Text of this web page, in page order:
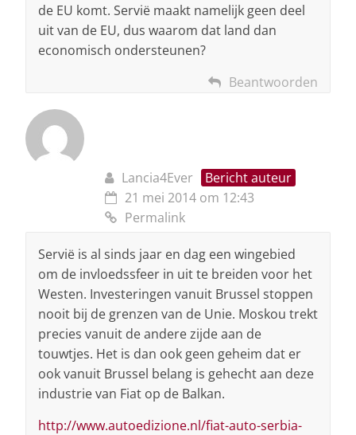
de EU komt. Servië maakt namelijk geen deel
uit van de EU, dus waarom dat land dan
economisch ondersteunen?
Beantwoorden
Lancia4Ever
Bericht auteur
21 mei 2014 om 12:43
Permalink
Servië is al sinds jaar en dag een wingebied
om de invloedssfeer in uit te breiden voor het
Westen. Investeringen vanuit Brussel stoppen
nooit bij de grenzen van de Unie. Moskou trekt
precies vanuit de andere zijde aan de
touwtjes. Het is dan ook geen geheim dat er
ook vanuit Brussel belang is gehecht aan deze
industrie van Fiat op de Balkan.
http://www.autoedizione.nl/fiat-auto-serbia-